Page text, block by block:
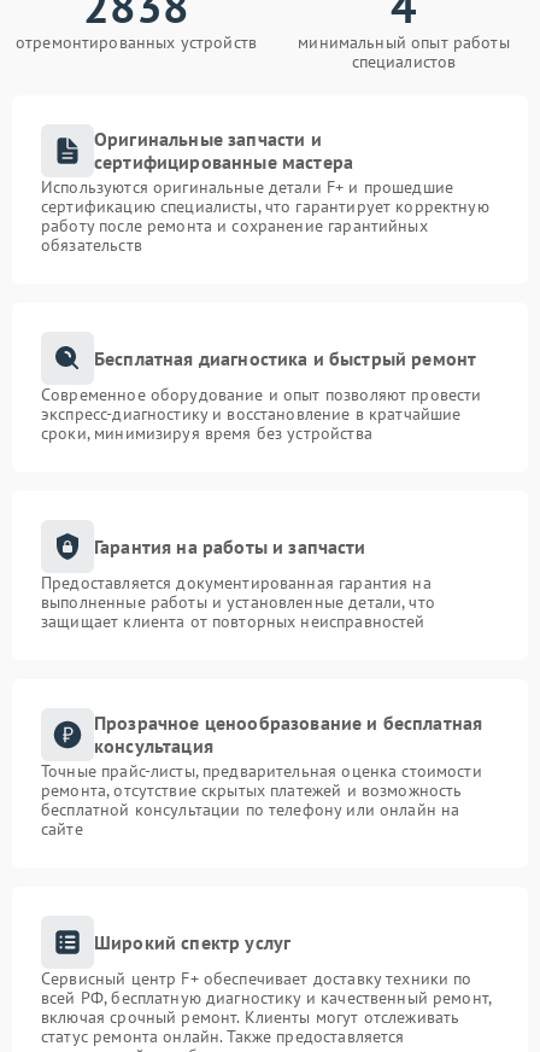
отремонтированных устройств
минимальный опыт работы
специалистов
Оригинальные запчасти и
сертифицированные мастера
Используются оригинальные детали F+ и прошедшие
сертификацию специалисты, что гарантирует корректную
работу после ремонта и сохранение гарантийных
обязательств
Бесплатная диагностика и быстрый ремонт
Современное оборудование и опыт позволяют провести
экспресс-диагностику и восстановление в кратчайшие
сроки, минимизируя время без устройства
Гарантия на работы и запчасти
Предоставляется документированная гарантия на
выполненные работы и установленные детали, что
защищает клиента от повторных неисправностей
Прозрачное ценообразование и бесплатная
консультация
Точные прайс-листы, предварительная оценка стоимости
ремонта, отсутствие скрытых платежей и возможность
бесплатной консультации по телефону или онлайн на
сайте
Широкий спектр услуг
Сервисный центр F+ обеспечивает доставку техники по
всей РФ, бесплатную диагностику и качественный ремонт,
включая срочный ремонт. Клиенты могут отслеживать
статус ремонта онлайн. Также предоставляется